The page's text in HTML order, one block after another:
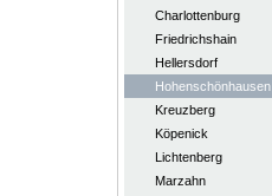
Charlottenburg
Friedrichshain
Hellersdorf
Hohenschönhausen
Kreuzberg
Köpenick
Lichtenberg
Marzahn